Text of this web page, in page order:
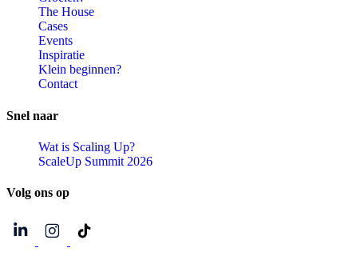
The House
Cases
Events
Inspiratie
Klein beginnen?
Contact
Snel naar
Wat is Scaling Up?
ScaleUp Summit 2026
Volg ons op